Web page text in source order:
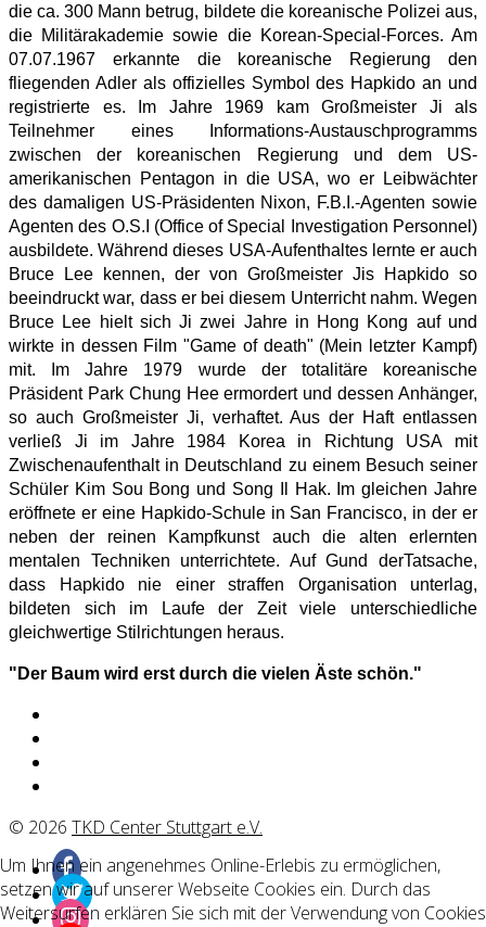
die ca. 300 Mann betrug, bildete die koreanische Polizei aus,
die Militärakademie sowie die Korean-Special-Forces. Am
07.07.1967 erkannte die koreanische Regierung den
fliegenden Adler als offizielles Symbol des Hapkido an und
registrierte es. Im Jahre 1969 kam Großmeister Ji als
Teilnehmer eines Informations-Austauschprogramms
zwischen der koreanischen Regierung und dem US-
amerikanischen Pentagon in die USA, wo er Leibwächter
des damaligen US-Präsidenten Nixon, F.B.I.-Agenten sowie
Agenten des O.S.I (Office of Special Investigation Personnel)
ausbildete. Während dieses USA-Aufenthaltes lernte er auch
Bruce Lee kennen, der von Großmeister Jis Hapkido so
beeindruckt war, dass er bei diesem Unterricht nahm. Wegen
Bruce Lee hielt sich Ji zwei Jahre in Hong Kong auf und
wirkte in dessen Film "Game of death" (Mein letzter Kampf)
mit. Im Jahre 1979 wurde der totalitäre koreanische
Präsident Park Chung Hee ermordert und dessen Anhänger,
so auch Großmeister Ji, verhaftet. Aus der Haft entlassen
verließ Ji im Jahre 1984 Korea in Richtung USA mit
Zwischenaufenthalt in Deutschland zu einem Besuch seiner
Schüler Kim Sou Bong und Song Il Hak. Im gleichen Jahre
eröffnete er eine Hapkido-Schule in San Francisco, in der er
neben der reinen Kampfkunst auch die alten erlernten
mentalen Techniken unterrichtete. Auf Gund derTatsache,
dass Hapkido nie einer straffen Organisation unterlag,
bildeten sich im Laufe der Zeit viele unterschiedliche
gleichwertige Stilrichtungen heraus.
"Der Baum wird erst durch die vielen Äste schön."
© 2026 TKD Center Stuttgart e.V.
Um Ihnen ein angenehmes Online-Erlebis zu ermöglichen,
setzen wir auf unserer Webseite Cookies ein. Durch das
Weitersurfen erklären Sie sich mit der Verwendung von Cookies